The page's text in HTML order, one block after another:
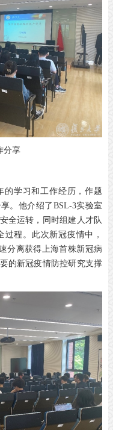
分享
的学习和工作经历，作题
。他介绍了BSL-3实验室
全运转，同时组建人才队
程。此次新冠疫情中，
分离获得上海首株新冠病
的新冠疫情防控研究支撑